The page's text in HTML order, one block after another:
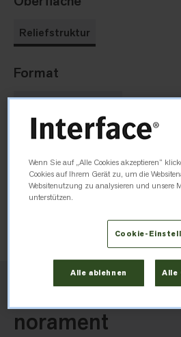
Reliefstruktur
Format
1004 mm x 502 mm
Dicke
3,5mm
Muster bestellen
norament
Wenn Sie auf „Alle Cookies akzeptieren“
Cookies auf Ihrem Gerät zu, um die
Websitenutzung zu analysieren und unsere
unterstützen.
Cookie-
Alle ablehnen Alle